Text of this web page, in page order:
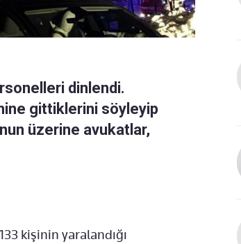
dinlendi.
gittiklerini söyleyip
üzerine avukatlar,
kişinin yaralandığı